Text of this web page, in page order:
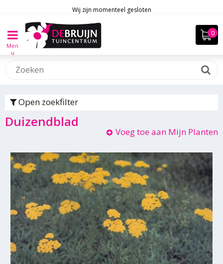
Men
u
Wij zijn momenteel gesloten
Open zoekfilter
Duizendblad
Voeg toe aan Mijn Planten